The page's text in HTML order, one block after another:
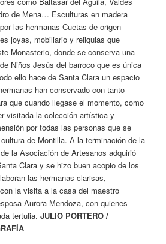
de Mena… Esculturas en madera
las hermanas Cuetas de origen
joyas, mobiliario y reliquias que
Monasterio, donde se conserva una
Niños Jesús del barroco que es única
ello hace de Santa Clara un espacio
han conservado con tanto
que cuando llegase el momento, como
visitada la colección artística y
por todas las personas que se
de Montilla. A la terminación de la
la Asociación de Artesanos adquirió
Clara y se hizo buen acopio de los
las hermanas clarisas,
la visita a la casa del maestro
Aurora Mendoza, con quienes
tertulia.JULIO PORTERO /